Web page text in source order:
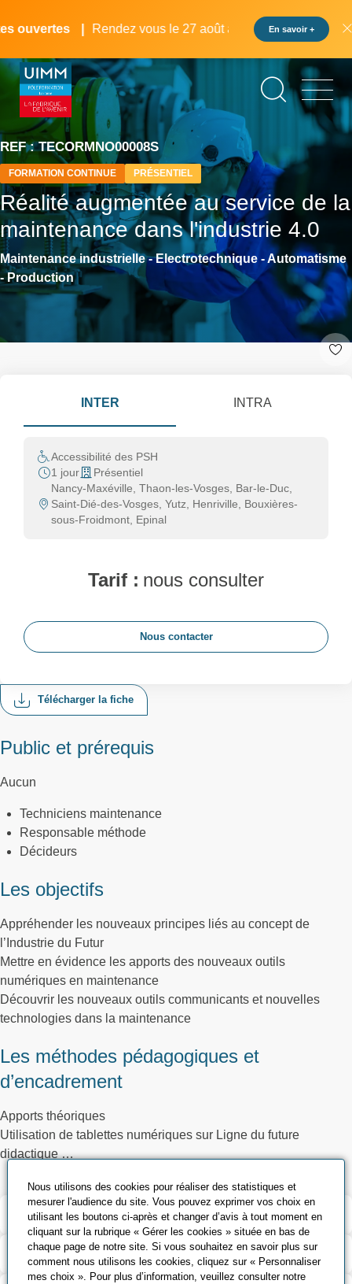
au
principal
ouvertes Rendez vous le 27 août au pôle formation UIMM
En savoir +
REF : TECORMNO00008S
FORMATION CONTINUE PRÉSENTIEL
Réalité augmentée au service de la
maintenance dans l'industrie 4.0
Maintenance industrielle - Electrotechnique - Automatisme
- Production
Télécharger la fiche
Public et prérequis
Aucun
Techniciens maintenance
Responsable méthode
Décideurs
Les objectifs
Appréhender les nouveaux principes liés au concept de
l’Industrie du Futur
Mettre en évidence les apports des nouveaux outils
numériques en maintenance
Découvrir les nouveaux outils communicants et nouvelles
technologies dans la maintenance
Les méthodes pédagogiques et
d’encadrement
Apports théoriques
Utilisation de tablettes numériques sur Ligne du future
didactique …
Validation et certification
Contenu de la formation
INTER INTRA
Accessibilité des PSH
1 jour
Présentiel
Nancy-Maxéville, Thaon-les-Vosges, Bar-le-Duc,
Saint-Dié-des-Vosges, Yutz, Henriville, Bouxières-
sous-Froidmont, Epinal
Tarif : nous consulter
Nous contacter
Nous utilisons des cookies pour réaliser des statistiques et
mesurer l'audience du site. Vous pouvez exprimer vos choix en
utilisant les boutons ci-après et changer d’avis à tout moment en
cliquant sur la rubrique « Gérer les cookies » située en bas de
chaque page de notre site. Si vous souhaitez en savoir plus sur
comment nous utilisons les cookies, cliquez sur « Personnaliser
mes choix ». Pour plus d’information, veuillez consulter notre